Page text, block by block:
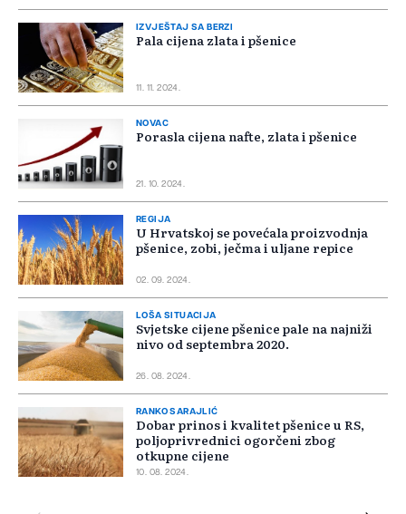
IZVJEŠTAJ SA BERZI
Pala cijena zlata i pšenice
11. 11. 2024.
NOVAC
Porasla cijena nafte, zlata i pšenice
21. 10. 2024.
REGIJA
U Hrvatskoj se povećala proizvodnja
pšenice, zobi, ječma i uljane repice
02. 09. 2024.
LOŠA SITUACIJA
Svjetske cijene pšenice pale na najniži
nivo od septembra 2020.
26. 08. 2024.
RANKO SARAJLIĆ
Dobar prinos i kvalitet pšenice u RS,
poljoprivrednici ogorčeni zbog
otkupne cijene
10. 08. 2024.